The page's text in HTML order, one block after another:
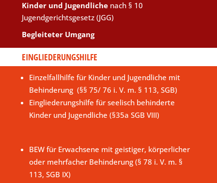
Kinder und Jugendliche nach § 10
Jugendgerichtsgesetz (JGG)
Begleiteter Umgang
EINGLIEDERUNGSHILFE
Einzelfallhilfe für Kinder und Jugendliche mit
Behinderung (§§ 75/ 76 i. V. m. § 113, SGB)
Eingliederungshilfe für seelisch behinderte
Kinder und Jugendliche (§35a SGB VIII)
BEW für Erwachsene mit geistiger, körperlicher
oder mehrfacher Behinderung (§ 78 i. V. m. §
113, SGB IX)